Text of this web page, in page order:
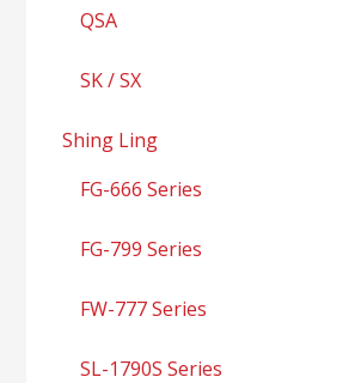
QSA
SK / SX
Shing Ling
FG-666 Series
FG-799 Series
FW-777 Series
SL-1790S Series